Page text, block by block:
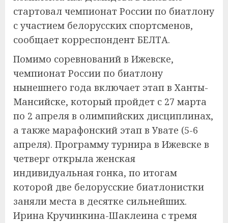
стартовал чемпионат России по биатлону
с участием белорусских спортсменов,
сообщает корреспондент БЕЛТА.
Помимо соревнований в Ижевске,
чемпионат России по биатлону
нынешнего года включает этап в Ханты-
Мансийске, который пройдет с 27 марта
по 2 апреля в олимпийских дисциплинах,
а также марафонский этап в Увате (5-6
апреля). Программу турнира в Ижевске в
четверг открыла женская
индивидуальная гонка, по итогам
которой две белорусские биатлонистки
заняли места в десятке сильнейших.
Ирина Кручинкина-Шаклеина с тремя